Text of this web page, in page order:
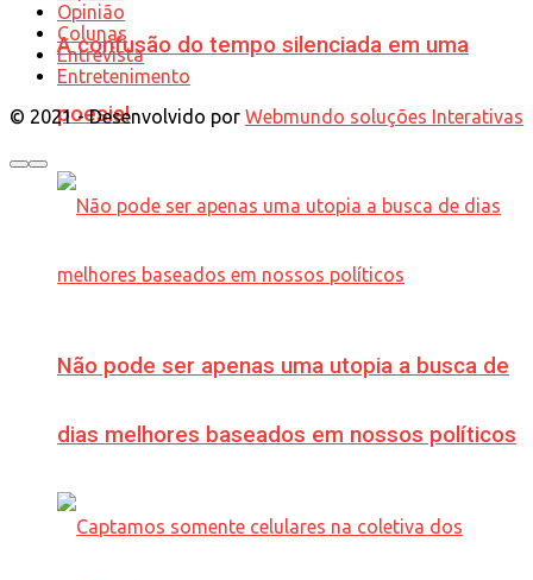
A confusão do tempo silenciada em uma
poesia!
Não pode ser apenas uma utopia a busca de
dias melhores baseados em nossos políticos
Opinião
Colunas
Entrevista
Entretenimento
© 2021 - Desenvolvido por Webmundo soluções Interativas